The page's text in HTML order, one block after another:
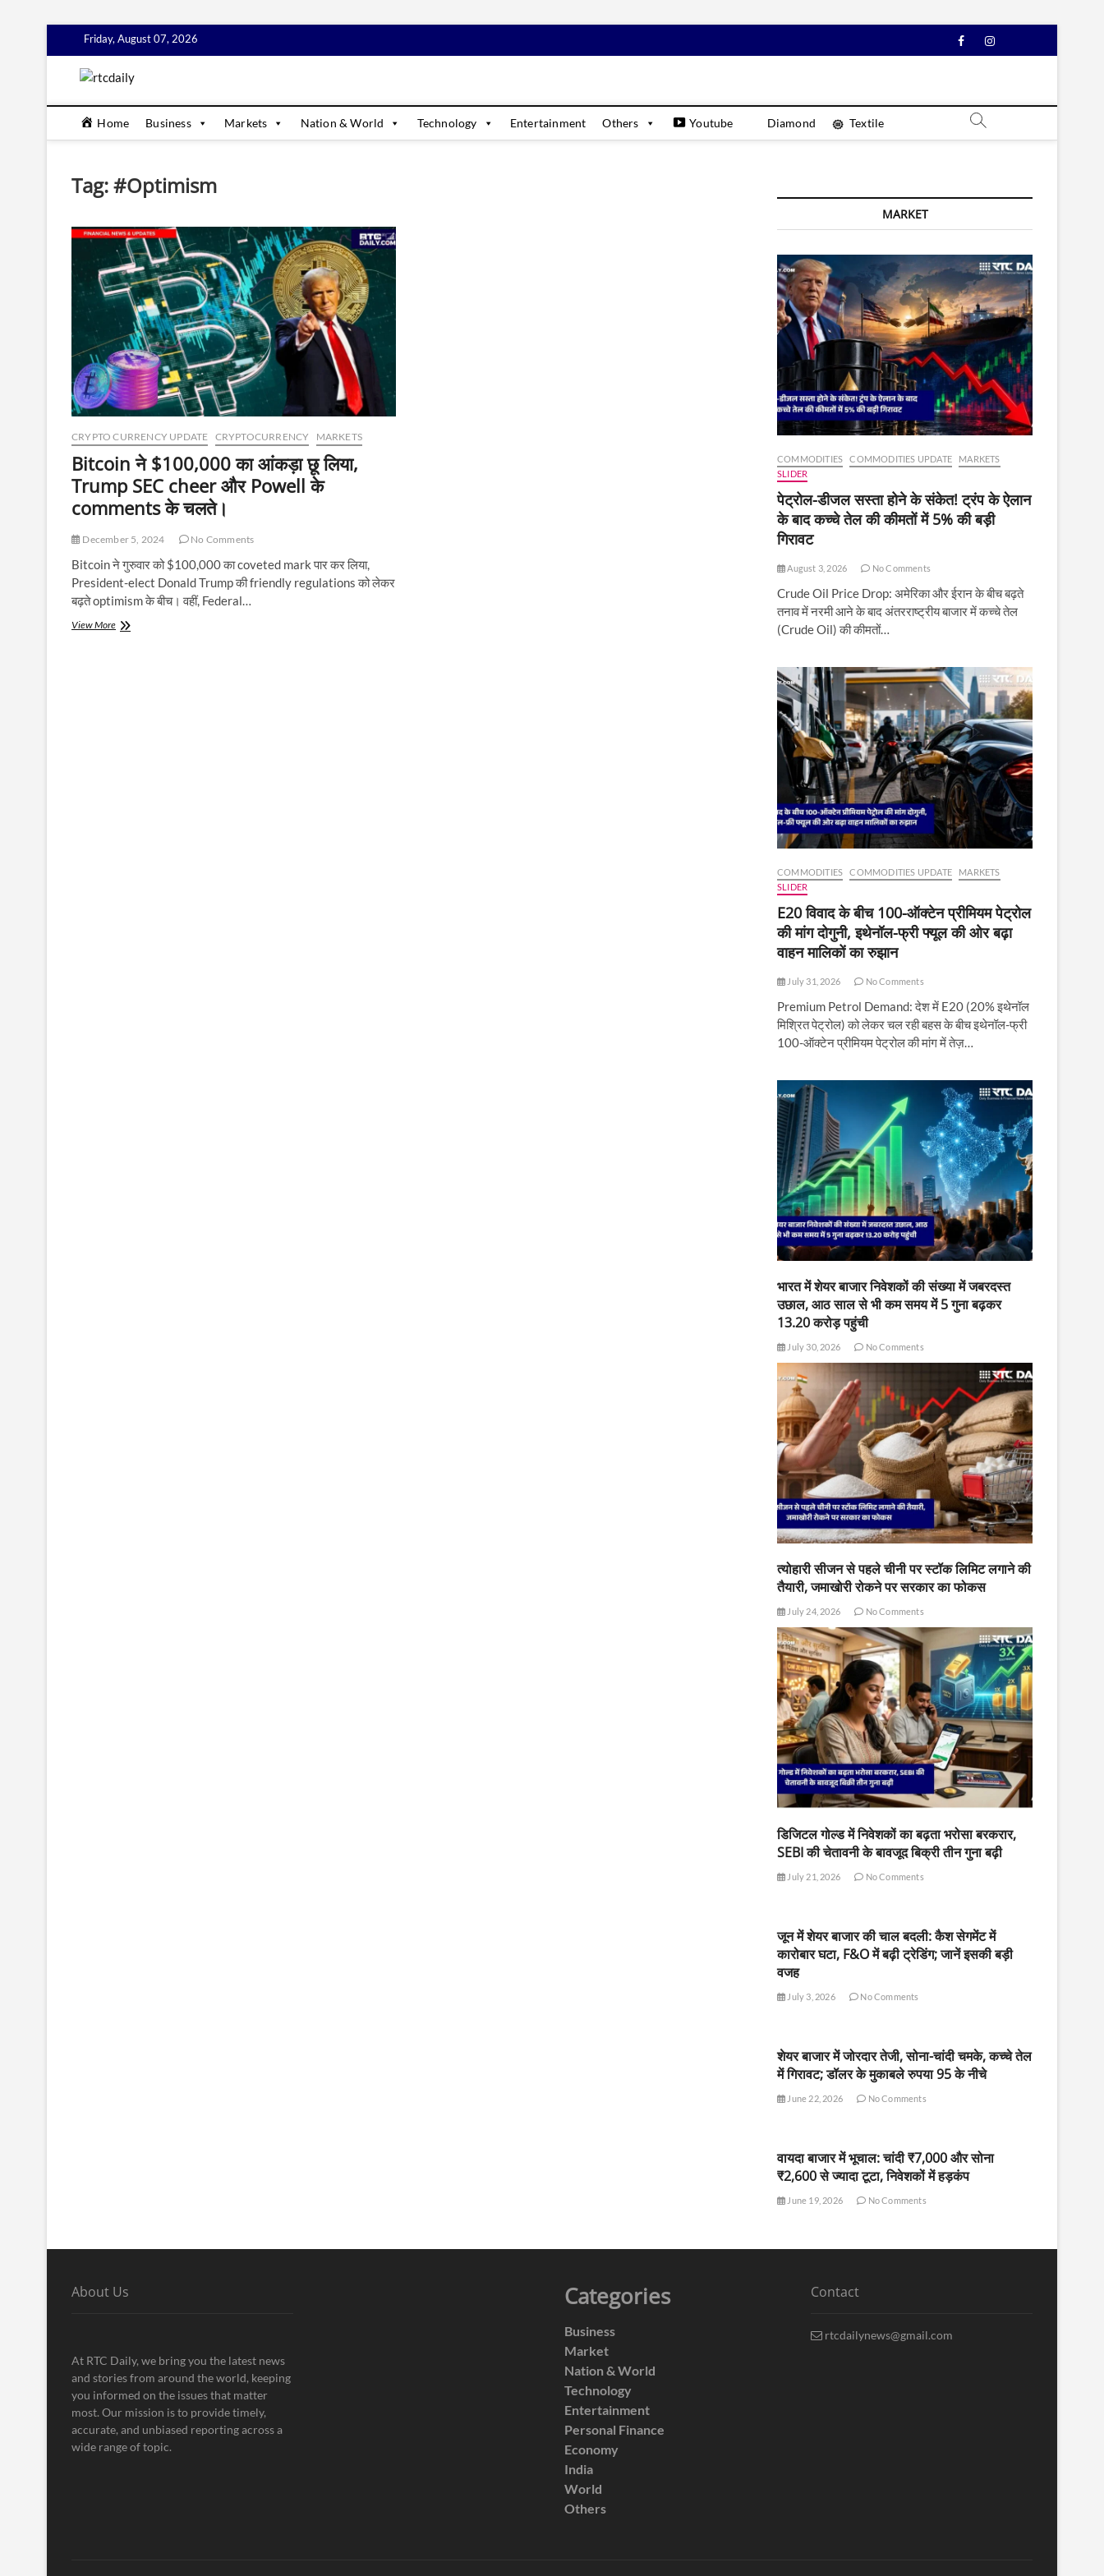
content
Friday, August 07, 2026 FacebookInstagram
rtcdaily
Home Business Markets Nation & World Technology Entertainment Others Youtube Diamond Textile
Tag:#Optimism
CRYPTO CURRENCY UPDATE CRYPTOCURRENCY MARKETS
Bitcoin ने $100,000 का आंकड़ा छू लिया,
Trump SEC cheer और Powell के
comments के चलते।
December 5, 2024 No Comments
Bitcoin ने गुरुवार को $100,000 का coveted mark पार कर लिया,
President-elect Donald Trump की friendly regulations को लेकर
बढ़ते optimism के बीच। वहीं, Federal…
View MoreBitcoin
MARKET
COMMODITIES COMMODITIES UPDATE
MARKETS
SLIDER
पेट्रोल-डीजल सस्ता होने के संकेत! ट्रंप के ऐलान
के बाद कच्चे तेल की कीमतों में 5% की बड़ी
गिरावट
August 3, 2026 No Comments
Crude Oil Price Drop: अमेरिका और ईरान के बीच बढ़ते
तनाव में नरमी आने के बाद अंतरराष्ट्रीय बाजार में कच्चे तेल
(Crude Oil) की कीमतों…
COMMODITIES COMMODITIES UPDATE
MARKETS
SLIDER
E20 विवाद के बीच 100-ऑक्टेन प्रीमियम पेट्रोल
की मांग दोगुनी, इथेनॉल-फ्री फ्यूल की ओर बढ़ा
वाहन मालिकों का रुझान
July 31, 2026 No Comments
Premium Petrol Demand: देश में E20 (20% इथेनॉल
मिश्रित पेट्रोल) को लेकर चल रही बहस के बीच इथेनॉल-फ्री
100-ऑक्टेन प्रीमियम पेट्रोल की मांग में तेज़…
भारत में शेयर बाजार निवेशकों की संख्या में जबरदस्त
उछाल, आठ साल से भी कम समय में 5 गुना बढ़कर
13.20 करोड़ पहुंची
July 30, 2026 No Comments
त्योहारी सीजन से पहले चीनी पर स्टॉक लिमिट लगाने की
तैयारी, जमाखोरी रोकने पर सरकार का फोकस
July 24, 2026 No Comments
डिजिटल गोल्ड में निवेशकों का बढ़ता भरोसा बरकरार,
SEBI की चेतावनी के बावजूद बिक्री तीन गुना बढ़ी
July 21, 2026 No Comments
जून में शेयर बाजार की चाल बदली: कैश सेगमेंट में
कारोबार घटा, F&O में बढ़ी ट्रेडिंग; जानें इसकी बड़ी
वजह
July 3, 2026 No Comments
शेयर बाजार में जोरदार तेजी, सोना-चांदी चमके, कच्चे तेल
में गिरावट; डॉलर के मुकाबले रुपया 95 के नीचे
June 22, 2026 No Comments
वायदा बाजार में भूचाल: चांदी ₹7,000 और सोना
₹2,600 से ज्यादा टूटा, निवेशकों में हड़कंप
June 19, 2026 No Comments
About Us
At RTC Daily, we bring you the latest news
and stories from around the world, keeping
you informed on the issues that matter
most. Our mission is to provide timely,
accurate, and unbiased reporting across a
wide range of topic.
Categories
Business
Market
Nation & World
Technology
Entertainment
Personal Finance
Economy
India
World
Others
Contact
rtcdailynews@gmail.com